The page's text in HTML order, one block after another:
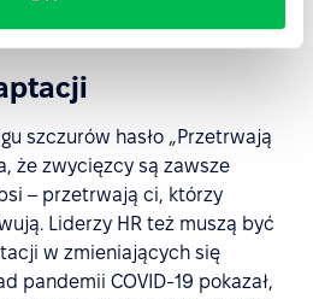
szczurów hasło „Przetrwają
że zwycięzcy są zawsze
– przetrwają ci, którzy
Liderzy HR też muszą być
w zmieniających się
pandemii COVID-19 pokazał,